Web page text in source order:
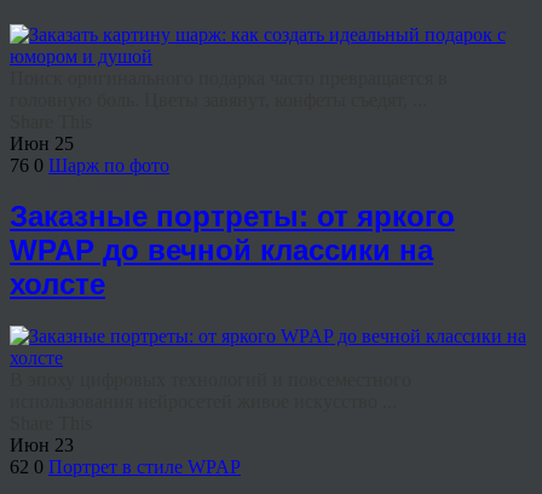
Июн 25
76 0 Шарж по фото
Заказные портреты: от яркого
WPAP до вечной классики на
холсте
Июн 23
62 0 Портрет в стиле WPAP